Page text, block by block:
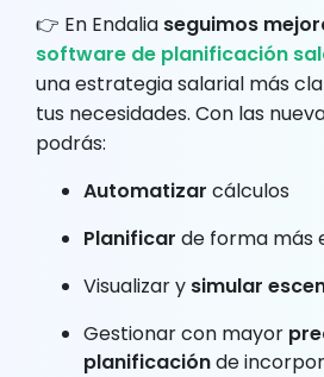
👉 En Endalia seguimos
software de planificación
una estrategia salarial más
tus necesidades. Con las
podrás:
Automatizar cálculos
Planificar de forma más
Visualizar y simular
Gestionar con mayor
planificaciónde